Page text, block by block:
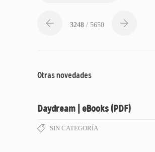
3248 / 5650
Otras novedades
Daydream | eBooks (PDF)
SIN CATEGORÍA